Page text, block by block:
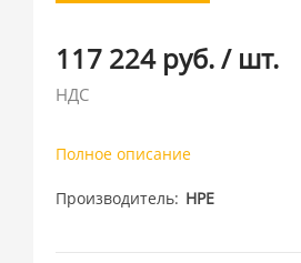
117 224 руб./ шт.
НДС
Полное описание
Производитель HPE